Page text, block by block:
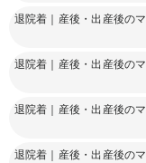
退院着｜産後・出産後の
退院着｜産後・出産後の
退院着｜産後・出産後の
退院着｜産後・出産後の